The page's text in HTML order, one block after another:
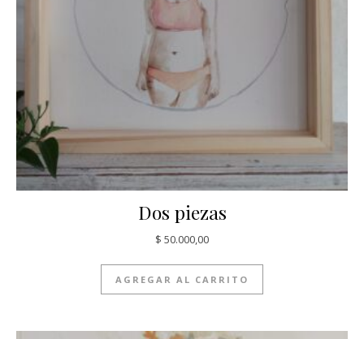
Dos piezas
$ 50.000,00
AGREGAR AL CARRITO